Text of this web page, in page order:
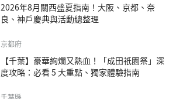
2026年8月關西盛夏指南！大阪、京都、奈
良、神戶慶典與活動總整理
京都府
【千葉】豪華絢爛又熱血！「成田祇園祭」深
度攻略：必看 5 大重點、獨家體驗指南